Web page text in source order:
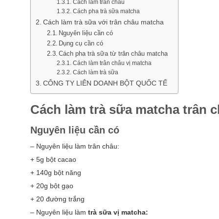
Cách làm trân châu
Cách pha trà sữa matcha
Cách làm trà sữa với trân châu matcha
Nguyên liệu cần có
Dụng cụ cần có
Cách pha trà sữa từ trân châu matcha
Cách làm trân châu vị matcha
Cách làm trà sữa
CÔNG TY LIÊN DOANH BỘT QUỐC TẾ
Cách làm trà sữa matcha trân
Nguyên liệu cần có
– Nguyên liệu làm trân châu:
+ 5g bột cacao
+ 140g bột năng
+ 20g bột gạo
+ 20 đường trắng
– Nguyên liệu làm trà sữa vị matcha: